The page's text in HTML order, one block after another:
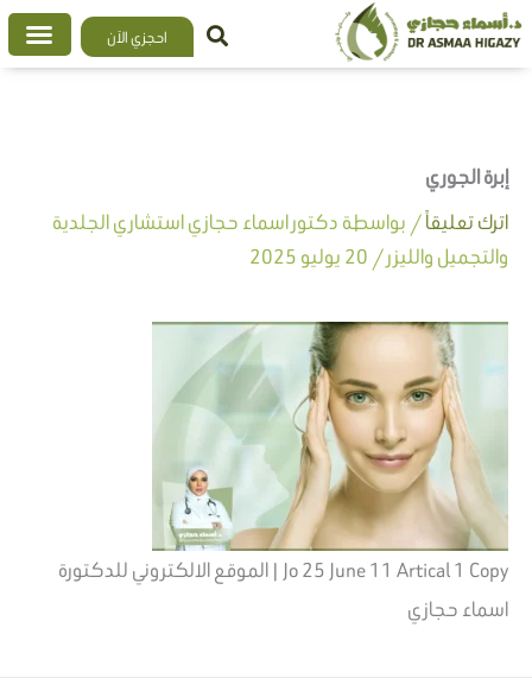
تخطي
إلى
احجزي الآن
إبرة الجوري
اترك تعليقاً/ بواسطة دكتور اسماء حجازي استشاري الجلدية
والتجميل والليزر/ 20 يوليو 2025
Jo 25 June 11 Artical 1 Copy | الموقع الالكتروني للدكتورة
اسماء حجازي